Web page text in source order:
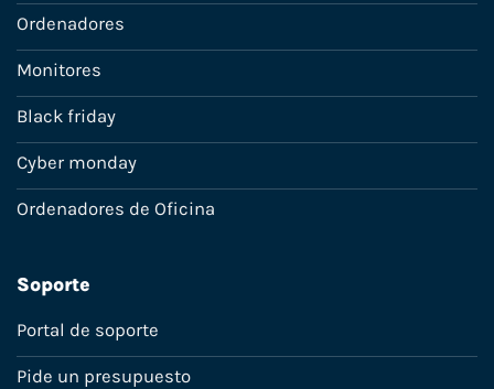
Ordenadores
Monitores
Black friday
Cyber monday
Ordenadores de Oficina
Soporte
Portal de soporte
Pide un presupuesto